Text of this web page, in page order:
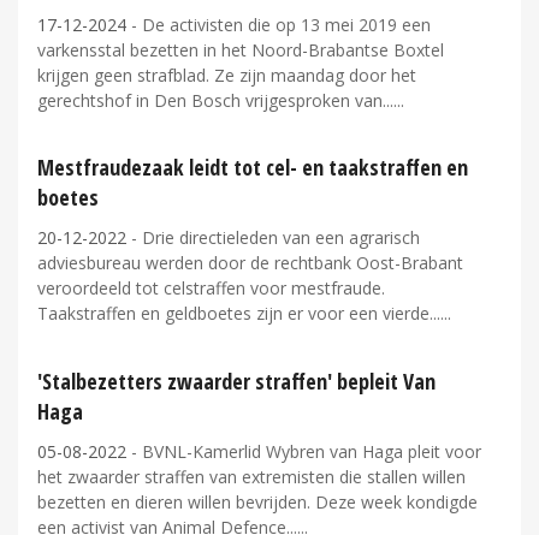
17-12-2024 - De activisten die op 13 mei 2019 een
varkensstal bezetten in het Noord-Brabantse Boxtel
krijgen geen strafblad. Ze zijn maandag door het
gerechtshof in Den Bosch vrijgesproken van...
Mestfraudezaak leidt tot cel- en taakstraffen en
boetes
20-12-2022 - Drie directieleden van een agrarisch
adviesbureau werden door de rechtbank Oost-Brabant
veroordeeld tot celstraffen voor mestfraude.
Taakstraffen en geldboetes zijn er voor een vierde...
'Stalbezetters zwaarder straffen' bepleit Van
Haga
05-08-2022 - BVNL-Kamerlid Wybren van Haga pleit voor
het zwaarder straffen van extremisten die stallen willen
bezetten en dieren willen bevrijden. Deze week kondigde
een activist van Animal Defence...